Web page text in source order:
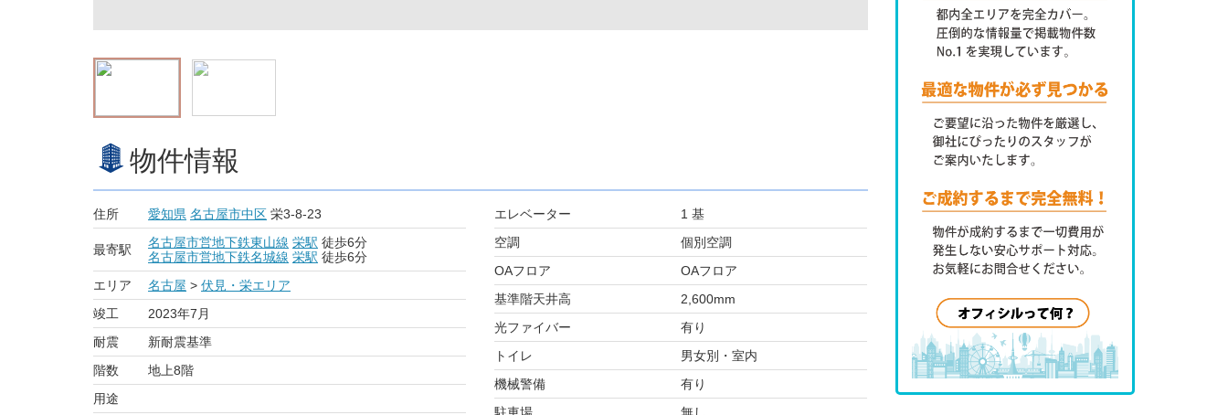
物件情報
住所 愛知県 名古屋市中区 栄3-8-23
最寄駅 名古屋市営地下鉄東山線 栄駅 徒歩6分
名古屋市営地下鉄名城線 栄駅 徒歩6分
エリア
名古屋 > 伏見・栄エリア
竣工
2023年7月
耐震
新耐震基準
階数
地上8階
用途
エレベーター
1 基
空調
個別空調
OAフロア
OAフロア
基準階天井高
2,600mm
光ファイバー
有り
トイレ
男女別・室内
機械警備
有り